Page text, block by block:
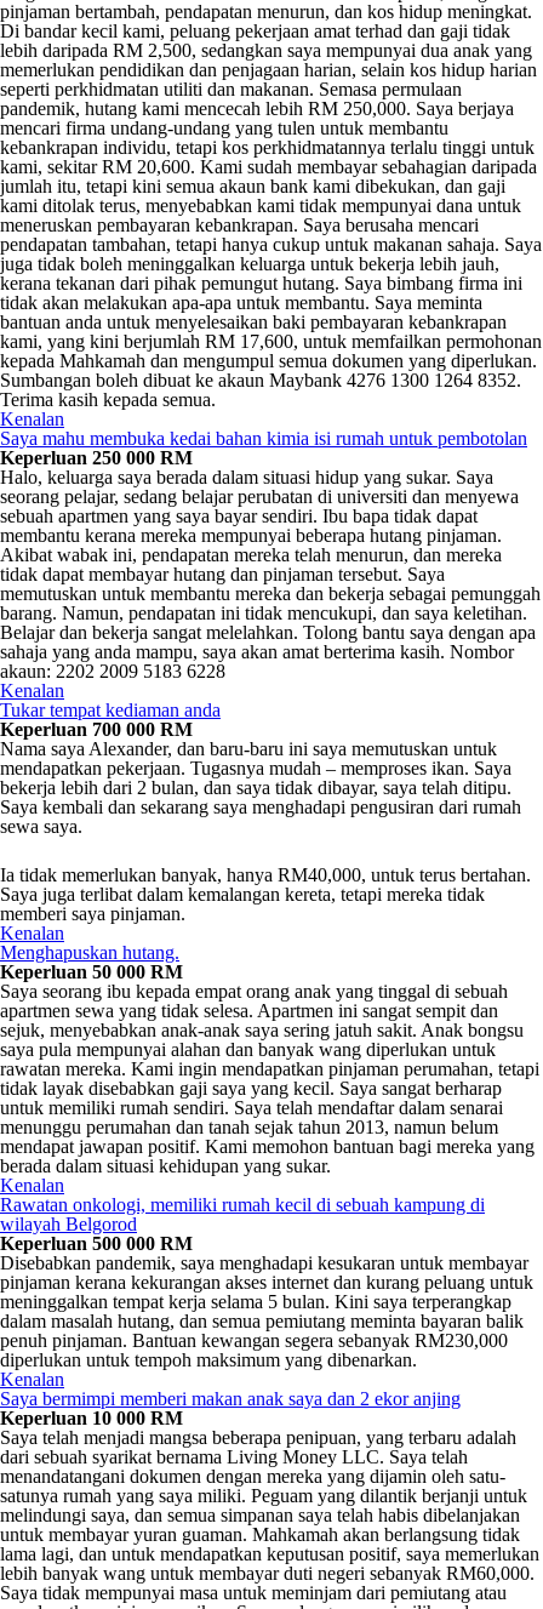
pinjaman bertambah, pendapatan menurun, dan kos hidup meningkat.
Di bandar kecil kami, peluang pekerjaan amat terhad dan gaji tidak
lebih daripada RM 2,500, sedangkan saya mempunyai dua anak yang
memerlukan pendidikan dan penjagaan harian, selain kos hidup harian
seperti perkhidmatan utiliti dan makanan. Semasa permulaan
pandemik, hutang kami mencecah lebih RM 250,000. Saya berjaya
mencari firma undang-undang yang tulen untuk membantu
kebankrapan individu, tetapi kos perkhidmatannya terlalu tinggi untuk
kami, sekitar RM 20,600. Kami sudah membayar sebahagian daripada
jumlah itu, tetapi kini semua akaun bank kami dibekukan, dan gaji
kami ditolak terus, menyebabkan kami tidak mempunyai dana untuk
meneruskan pembayaran kebankrapan. Saya berusaha mencari
pendapatan tambahan, tetapi hanya cukup untuk makanan sahaja. Saya
juga tidak boleh meninggalkan keluarga untuk bekerja lebih jauh,
kerana tekanan dari pihak pemungut hutang. Saya bimbang firma ini
tidak akan melakukan apa-apa untuk membantu. Saya meminta
bantuan anda untuk menyelesaikan baki pembayaran kebankrapan
kami, yang kini berjumlah RM 17,600, untuk memfailkan permohonan
kepada Mahkamah dan mengumpul semua dokumen yang diperlukan.
Sumbangan boleh dibuat ke akaun Maybank 4276 1300 1264 8352.
Terima kasih kepada semua.
Kenalan
Saya mahu membuka kedai bahan kimia isi rumah untuk pembotolan
Keperluan 250 000 RM
Halo, keluarga saya berada dalam situasi hidup yang sukar. Saya
seorang pelajar, sedang belajar perubatan di universiti dan menyewa
sebuah apartmen yang saya bayar sendiri. Ibu bapa tidak dapat
membantu kerana mereka mempunyai beberapa hutang pinjaman.
Akibat wabak ini, pendapatan mereka telah menurun, dan mereka
tidak dapat membayar hutang dan pinjaman tersebut. Saya
memutuskan untuk membantu mereka dan bekerja sebagai pemunggah
barang. Namun, pendapatan ini tidak mencukupi, dan saya keletihan.
Belajar dan bekerja sangat melelahkan. Tolong bantu saya dengan apa
sahaja yang anda mampu, saya akan amat berterima kasih. Nombor
akaun: 2202 2009 5183 6228
Kenalan
Tukar tempat kediaman anda
Keperluan 700 000 RM
Nama saya Alexander, dan baru-baru ini saya memutuskan untuk
mendapatkan pekerjaan. Tugasnya mudah – memproses ikan. Saya
bekerja lebih dari 2 bulan, dan saya tidak dibayar, saya telah ditipu.
Saya kembali dan sekarang saya menghadapi pengusiran dari rumah
sewa saya.
Ia tidak memerlukan banyak, hanya RM40,000, untuk terus bertahan.
Saya juga terlibat dalam kemalangan kereta, tetapi mereka tidak
memberi saya pinjaman.
Kenalan
Menghapuskan hutang.
Keperluan 50 000 RM
Saya seorang ibu kepada empat orang anak yang tinggal di sebuah
apartmen sewa yang tidak selesa. Apartmen ini sangat sempit dan
sejuk, menyebabkan anak-anak saya sering jatuh sakit. Anak bongsu
saya pula mempunyai alahan dan banyak wang diperlukan untuk
rawatan mereka. Kami ingin mendapatkan pinjaman perumahan, tetapi
tidak layak disebabkan gaji saya yang kecil. Saya sangat berharap
untuk memiliki rumah sendiri. Saya telah mendaftar dalam senarai
menunggu perumahan dan tanah sejak tahun 2013, namun belum
mendapat jawapan positif. Kami memohon bantuan bagi mereka yang
berada dalam situasi kehidupan yang sukar.
Kenalan
Rawatan onkologi, memiliki rumah kecil di sebuah kampung di
wilayah Belgorod
Keperluan 500 000 RM
Disebabkan pandemik, saya menghadapi kesukaran untuk membayar
pinjaman kerana kekurangan akses internet dan kurang peluang untuk
meninggalkan tempat kerja selama 5 bulan. Kini saya terperangkap
dalam masalah hutang, dan semua pemiutang meminta bayaran balik
penuh pinjaman. Bantuan kewangan segera sebanyak RM230,000
diperlukan untuk tempoh maksimum yang dibenarkan.
Kenalan
Saya bermimpi memberi makan anak saya dan 2 ekor anjing
Keperluan 10 000 RM
Saya telah menjadi mangsa beberapa penipuan, yang terbaru adalah
dari sebuah syarikat bernama Living Money LLC. Saya telah
menandatangani dokumen dengan mereka yang dijamin oleh satu-
satunya rumah yang saya miliki. Peguam yang dilantik berjanji untuk
melindungi saya, dan semua simpanan saya telah habis dibelanjakan
untuk membayar yuran guaman. Mahkamah akan berlangsung tidak
lama lagi, dan untuk mendapatkan keputusan positif, saya memerlukan
lebih banyak wang untuk membayar duti negeri sebanyak RM60,000.
Saya tidak mempunyai masa untuk meminjam dari pemiutang atau